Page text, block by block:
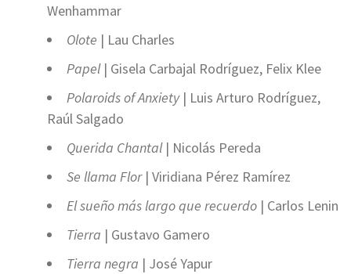
Wenhammar
Olote | Lau Charles
Papel| Gisela Carbajal Rodríguez, Felix Klee
Polaroids of Anxiety| Luis Arturo Rodríguez,
Raúl Salgado
Querida Chantal| Nicolás Pereda
Se llama Flor| Viridiana Pérez Ramírez
El sueño más largo que recuerdo | Carlos Lenin
Tierra | Gustavo Gamero
Tierra negra | José Yapur